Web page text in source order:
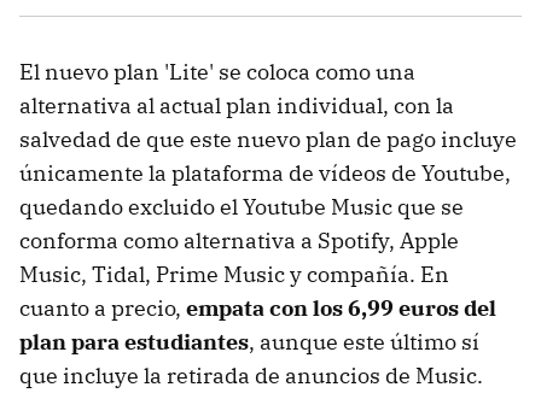
El nuevo plan 'Lite' se coloca como una
alternativa al actual plan individual, con la
salvedad de que este nuevo plan de pago incluye
únicamente la plataforma de vídeos de Youtube,
quedando excluido el Youtube Music que se
conforma como alternativa a Spotify, Apple
Music, Tidal, Prime Music y compañía. En
cuanto a precio, empata con los 6,99 euros del
plan para estudiantes, aunque este último sí
que incluye la retirada de anuncios de Music.